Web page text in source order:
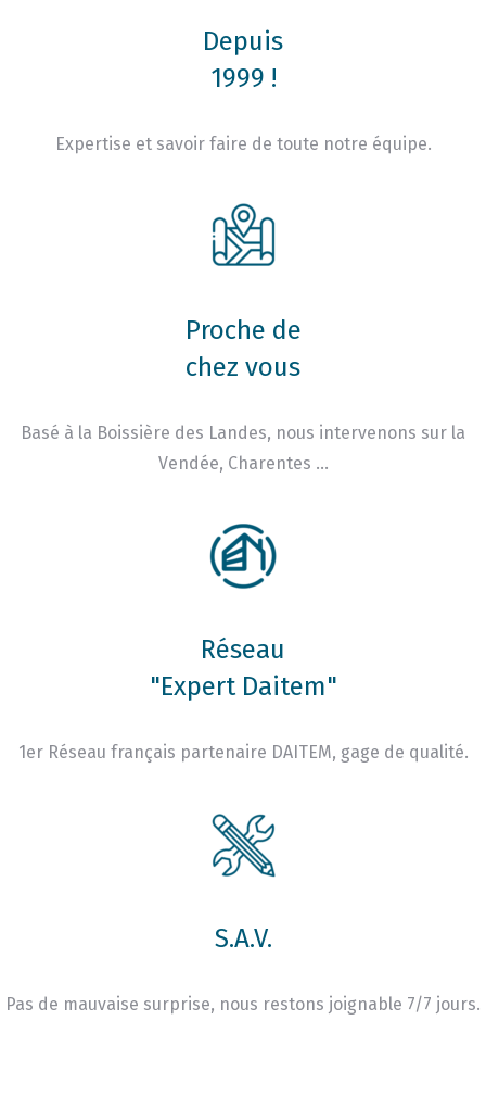
Depuis
1999 !
Expertise et savoir faire de toute notre équipe.
Proche de
chez vous
Basé à la Boissière des Landes, nous intervenons sur la
Vendée, Charentes …
Réseau
"Expert Daitem"
1er Réseau français partenaire DAITEM, gage de qualité.
S.A.V.
Pas de mauvaise surprise, nous restons joignable 7/7 jours.